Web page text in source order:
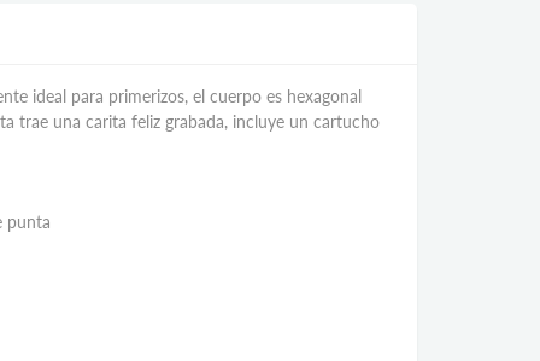
ideal para primerizos, el cuerpo es hexagonal
trae una carita feliz grabada, incluye un cartucho
punta